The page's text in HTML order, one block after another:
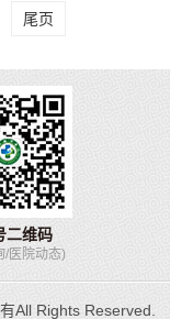
尾页
二维码
/医院动态)
All Rights Reserved.